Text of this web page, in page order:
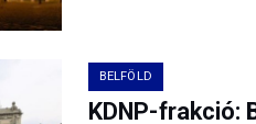
BELFÖLD
KDNP-frakció: